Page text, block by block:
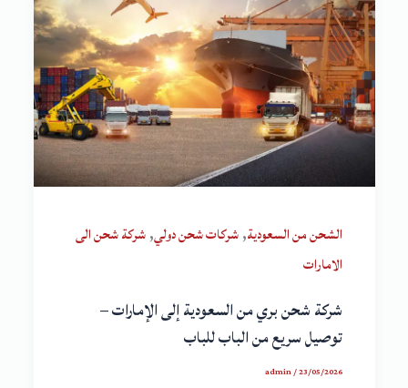
الشحن من السعودية,شركات شحن دولي,شركة شحن الى
الامارات
شركة شحن بري من السعودية إلى الإمارات –
توصيل سريع من الباب للباب
admin/23/05/2026